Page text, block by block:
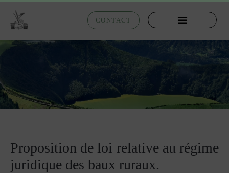
CONTACT
Proposition de loi relative au régime
juridique des baux ruraux.